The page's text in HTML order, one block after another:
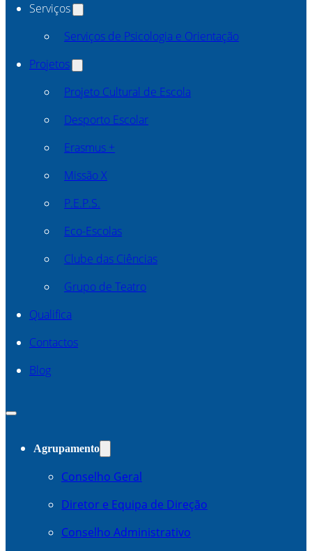
Serviços
Serviços de Psicologia e Orientação
Projetos
Projeto Cultural de Escola
Desporto Escolar
Erasmus +
Missão X
P.E.P.S.
Eco-Escolas
Clube das Ciências
Grupo de Teatro
Qualifica
Contactos
Blog
Agrupamento
Conselho Geral
Diretor e Equipa de Direção
Conselho Administrativo